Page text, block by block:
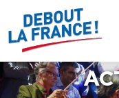
Panneau de gestion